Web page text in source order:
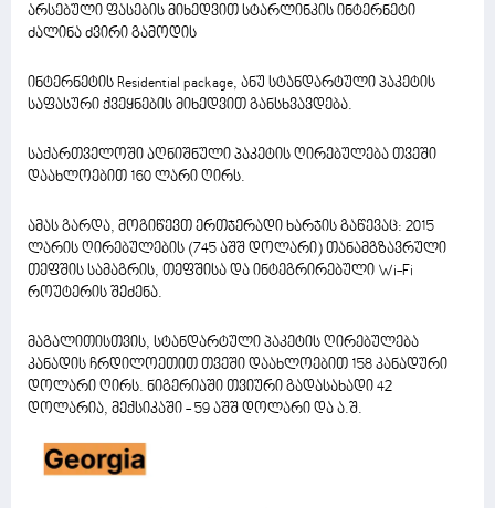
არსებული ფასების მიხედვით სტარლინკის ინტერნეტი
ძალინა ძვირი გამოდის
ინტერნეტის Residential package, ანუ სტანდარტული პაკეტის
საფასური ქვეყნების მიხედვით განსხვავდება.
საქართველოში აღნიშნული პაკეტის ღირებულება თვეში
დაახლოებით 160 ლარი ღირს.
ამას გარდა, მოგიწევთ ერთჯერადი ხარჯის გაწევაც: 2015
ლარის ღირებულების (745 აშშ დოლარი) თანამგზავრული
თეფშის სამაგრის, თეფშისა და ინტეგრირებული Wi-Fi
როუტერის შეძენა.
მაგალითისთვის, სტანდარტული პაკეტის ღირებულება
კანადის ჩრდილოეთით თვეში დაახლოებით 158 კანადური
დოლარი ღირს. ნიგერიაში თვიური გადასახადი 42
დოლარია, მექსიკაში - 59 აშშ დოლარი და ა.შ.